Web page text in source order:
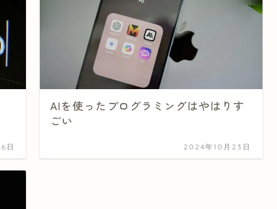
日
AIを使ったプログラミングはやはりす
ごい
2024年10月23日